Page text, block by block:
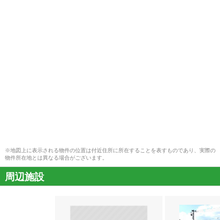
※地図上に表示される物件の位置は付近住所に所在することを表すものであり、実際の
物件所在地とは異なる場合がございます。
周辺施設